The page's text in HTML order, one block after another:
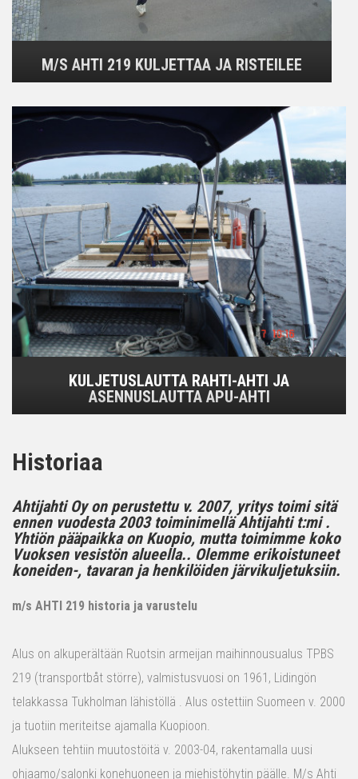
M/S AHTI 219 KULJETTAA JA RISTEILEE
KULJETUSLAUTTA RAHTI-AHTI JA
ASENNUSLAUTTA APU-AHTI
Historiaa
Ahtijahti Oy on perustettu v. 2007, yritys toimi sitä
ennen vuodesta 2003 toiminimellä Ahtijahti t:mi .
Yhtiön pääpaikka on Kuopio, mutta toimimme koko
Vuoksen vesistön alueella.. Olemme erikoistuneet
koneiden-, tavaran ja henkilöiden järvikuljetuksiin.
m/s AHTI 219 historia ja varustelu
Alus on alkuperältään Ruotsin armeijan maihinnousualus TPBS
219 (transportbåt större), valmistusvuosi on 1961, Lidingön
telakkassa Tukholman lähistöllä . Alus ostettiin Suomeen v. 2000
ja tuotiin meriteitse ajamalla Kuopioon.
Alukseen tehtiin muutostöitä v. 2003-04, rakentamalla uusi
ohjaamo/salonki konehuoneen ja miehistöhytin päälle. M/s Ahti